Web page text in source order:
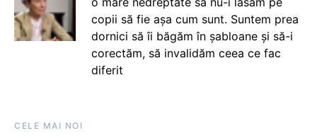
copii să fie așa cum sunt. Suntem prea
dornici să îi băgăm în șabloane și să-i
corectăm, să invalidăm ceea ce fac
diferit
CELE MAI NOI